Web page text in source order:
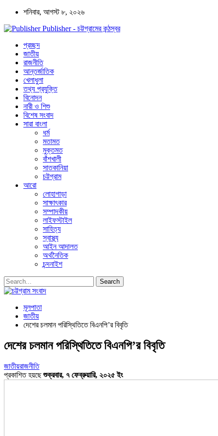
শনিবার, আগস্ট ৮, ২০২৬
Publisher - চট্টগ্রামের কন্ঠস্বর
প্রচ্ছদ
জাতীয়
রাজনীতি
আন্তর্জাতিক
খেলাধুলা
তথ্য প্রযুক্তি
বিনোদন
নারী ও শিশু
বিশেষ সংবাদ
সারা বাংলা
ধর্ম
মতামত
মুক্তমত
বাঁশখালী
সাতকানিয়া
চট্টগ্রাম
আরো
লোহাগাড়া
সাক্ষাৎকার
সম্পাদকীয়
লাইফস্টাইল
সাহিত্য
স্বাস্থ্য
আইন আদালত
অর্থনৈতিক
চন্দনাইশ
মূলপাতা
জাতীয়
দেশের চলমান পরিস্থিতিতে বিএনপি’র বিবৃতি
দেশের চলমান পরিস্থিতিতে বিএনপি’র বিবৃতি
জাতীয়রাজনীতি
প্রকাশিত হয়ছেশুক্রবার, ৭ ফেব্রুয়ারি, ২০২৫ ইং